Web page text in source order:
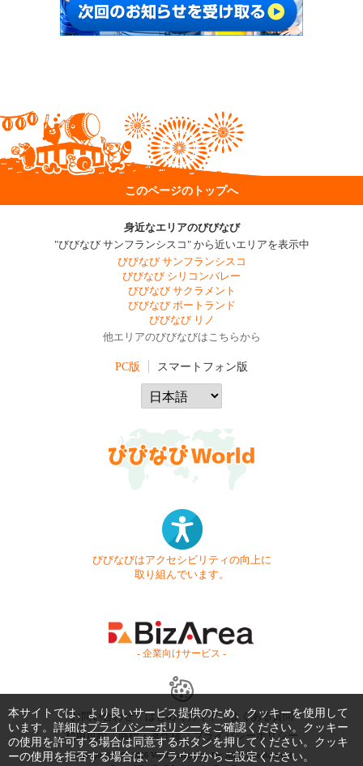
このページのトップへ
身近なエリアのびびなび
"びびなび サンフランシスコ" から近いエリアを表示中
びびなび サンフランシスコ
びびなび シリコンバレー
びびなび サクラメント
びびなび ポートランド
びびなび リノ
他エリアのびびなびはこちらから
PC版 スマートフォン版
びびなびはアクセシビリティの向上に
取り組んでいます。
- 企業向けサービス -
お問い合わせ はじめてガイド
よくある質問
利用規約
商標・著作権 プライバシーポリシー
Copyright © 1999-2026 Vivid Navigation, Inc. All Rights Reserved.
本サイトでは、より良いサービス提供のため、クッキーを使用して
います。詳細はプライバシーポリシーをご確認ください。クッキー
の使用を許可する場合は同意するボタンを押してください。クッキ
ーの使用を拒否する場合は、ブラウザからご設定ください。